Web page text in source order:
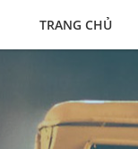
TRANG CHỦ